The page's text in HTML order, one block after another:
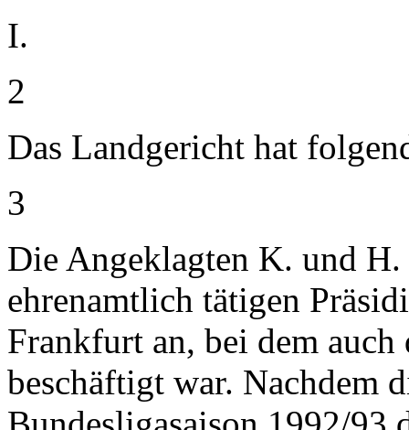
I.
2
Das Landgericht hat
3
Die Angeklagten K. und
ehrenamtlich tätigen
Frankfurt an, bei dem
beschäftigt war. Nachdem